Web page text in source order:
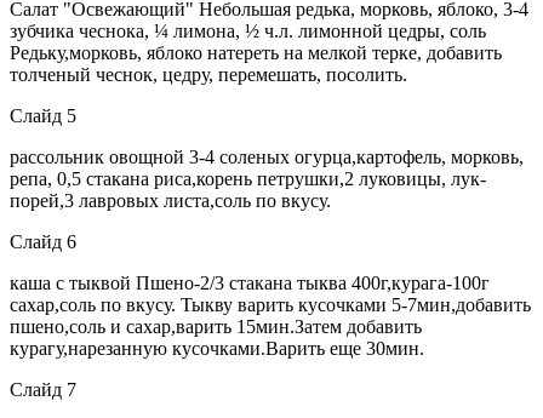
Салат "Освежающий" Небольшая редька, морковь, яблоко, 3-4
зубчика чеснока, ¼ лимона, ½ ч.л. лимонной цедры, соль
Редьку,морковь, яблоко натереть на мелкой терке, добавить
толченый чеснок, цедру, перемешать, посолить.
Слайд 5
рассольник овощной 3-4 соленых огурца,картофель, морковь,
репа, 0,5 стакана риса,корень петрушки,2 луковицы, лук-
порей,3 лавровых листа,соль по вкусу.
Слайд 6
каша с тыквой Пшено-2/3 стакана тыква 400г,курага-100г
сахар,соль по вкусу. Тыкву варить кусочками 5-7мин,добавить
пшено,соль и сахар,варить 15мин.Затем добавить
курагу,нарезанную кусочками.Варить еще 30мин.
Слайд 7